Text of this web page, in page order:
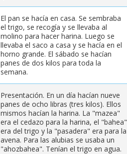
El pan se hacía en casa. Se sembraba
el trigo, se recogía y se llevaba al
molino para hacer harina. Luego se
llevaba el saco a casa y se hacía en el
horno grande. El sábado se hacían
panes de dos kilos para toda la
semana.
Presentación. En un día hacían nueve
panes de ocho libras (tres kilos). Ellos
mismos hacían la harina. La "mazea"
era el cedazo para la harina, el "bahea"
era del trigo y la "pasadera" era para la
avena. Para las alubias se usaba un
"ahozbahea". Tenían el trigo en agua.